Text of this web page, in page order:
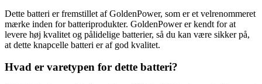
Dette batteri er fremstillet af GoldenPower, som er et velrenommeret
mærke inden for batteriprodukter. GoldenPower er kendt for at
levere høj kvalitet og pålidelige batterier, så du kan være sikker på,
at dette knapcelle batteri er af god kvalitet.
Hvad er varetypen for dette batteri?